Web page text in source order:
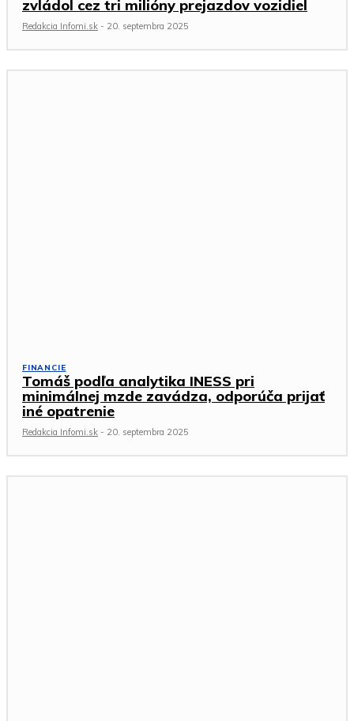
zvládol cez tri milióny prejazdov vozidiel
Redakcia Infomi.sk - 20. septembra 2025
FINANCIE
Tomáš podľa analytika INESS pri
minimálnej mzde zavádza, odporúča prijať
iné opatrenie
Redakcia Infomi.sk - 20. septembra 2025